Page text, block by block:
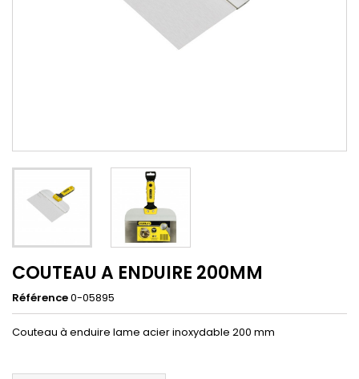
COUTEAU A ENDUIRE 200MM
Référence0-05895
Couteau à enduire lame acier inoxydable 200 mm